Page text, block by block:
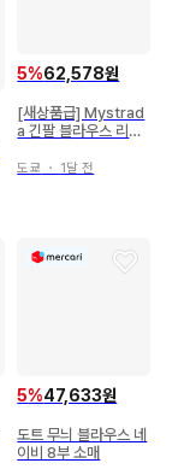
5%62,578원
[새상품급] Mystrad
a 긴팔 블라우스 리본
도쿄 ・ 1달 전
5%47,633원
도트 무늬 블라우스 네
이비 8부 소매